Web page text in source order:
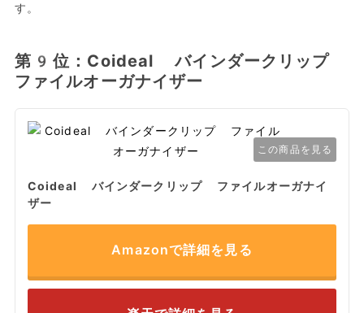
す。
第9位：Coideal バインダークリップ
ファイルオーガナイザー
この商品を見る
Coideal バインダークリップ ファイルオーガナイ
ザー
Amazonで詳細を見る